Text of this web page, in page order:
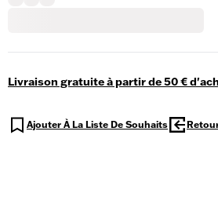
Livraison gratuite à partir de 50 €
Ajouter À La Liste De Souhaits